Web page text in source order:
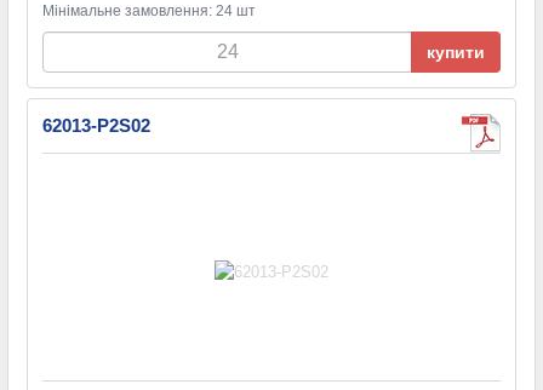
Мінімальне замовлення: 24 шт
купити
62013-P2S02